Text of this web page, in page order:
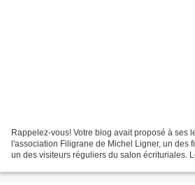
Rappelez-vous! Votre blog avait proposé à ses
l'association Filigrane de Michel Ligner, un des
un des visiteurs réguliers du salon écrituriales.